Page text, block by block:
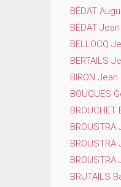
BÉDAT
BÉDAT Jean
BELLOCQ
BERTAILS
BIRON Jean
BOUGUES
BROUCHET
BROUSTRA
BRUTAILS